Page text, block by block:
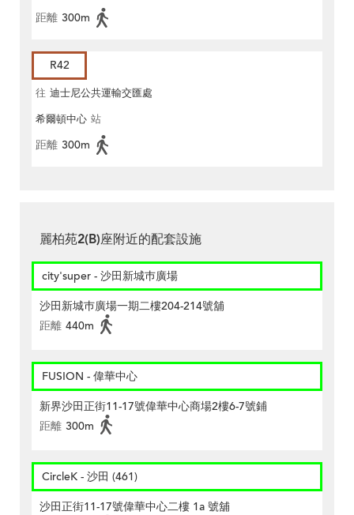
距離 300m
R42
往 迪士尼公共運輸交匯處
希爾頓中心 站
距離 300m
麗柏苑2(B)座附近的配套設施
city'super - 沙田新城巿廣場
沙田新城巿廣場一期二樓204-214號舖
距離 440m
FUSION - 偉華中心
新界沙田正街11-17號偉華中心商場2樓6-7號鋪
距離 300m
CircleK - 沙田 (461)
沙田正街11-17號偉華中心二樓 1a 號舖